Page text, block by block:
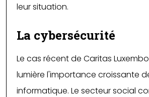
leur situation.
La cybersécurité
Le cas récent de Caritas
lumière l'importance croissante
informatique. Le secteur social